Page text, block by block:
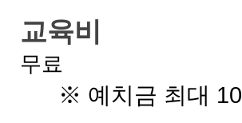
교육비
무료
※ 예치금 최대 10